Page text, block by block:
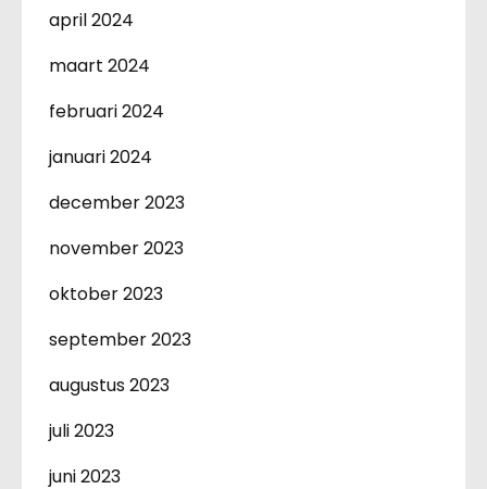
april 2024
maart 2024
februari 2024
januari 2024
december 2023
november 2023
oktober 2023
september 2023
augustus 2023
juli 2023
juni 2023